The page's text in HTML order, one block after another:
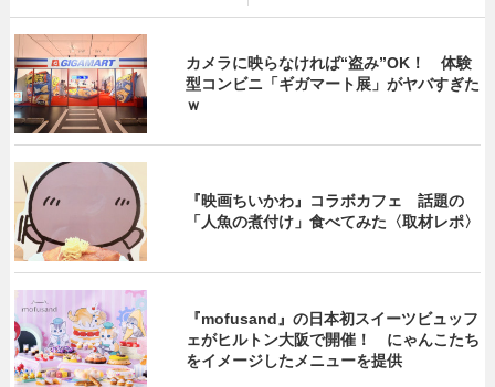
カメラに映らなければ“盗み”OK！ 体験
型コンビニ「ギガマート展」がヤバすぎた
ｗ
『映画ちいかわ』コラボカフェ 話題の
「人魚の煮付け」食べてみた〈取材レポ〉
『mofusand』の日本初スイーツビュッフ
ェがヒルトン大阪で開催！ にゃんこたち
をイメージしたメニューを提供